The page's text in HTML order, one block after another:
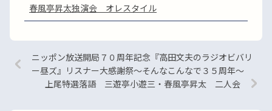
春風亭昇太独演会 オレスタイル
ニッポン放送開局７０周年記念『高田文夫のラジオビバリ
ー昼ズ』リスナー大感謝祭～そんなこんなで３５周年～
上尾特選落語 三遊亭小遊三・春風亭昇太 二人会